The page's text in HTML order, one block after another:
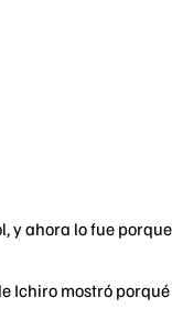
y ahora lo fue
Ichiro mostró